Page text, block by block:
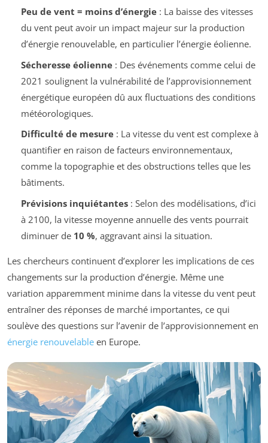
Peu de vent = moins d’énergie: La baisse des vitesses
du vent peut avoir un impact majeur sur la production
d’énergie renouvelable, en particulier l’énergie éolienne.
Sécheresse éolienne: Des événements comme celui de
2021 soulignent la vulnérabilité de l’approvisionnement
énergétique européen dû aux fluctuations des conditions
météorologiques.
Difficulté de mesure: La vitesse du vent est complexe à
quantifier en raison de facteurs environnementaux,
comme la topographie et des obstructions telles que les
bâtiments.
Prévisions inquiétantes: Selon des modélisations, d’ici
à 2100, la vitesse moyenne annuelle des vents pourrait
diminuer de 10 %, aggravant ainsi la situation.
Les chercheurs continuent d’explorer les implications de ces
changements sur la production d’énergie. Même une
variation apparemment minime dans la vitesse du vent peut
entraîner des réponses de marché importantes, ce qui
soulève des questions sur l’avenir de l’approvisionnement en
énergie renouvelable en Europe.